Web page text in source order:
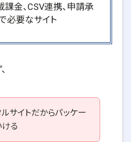
課金、CSV連携、申請承
必要なサイト
サイトだからパッケー
る